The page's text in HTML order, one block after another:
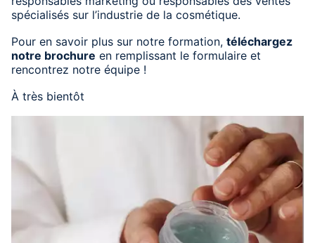
spécialisés sur l’industrie de la cosmétique.
Pour en savoir plus sur notre formation, téléchargez
notre brochure en remplissant le formulaire et
rencontrez notre équipe !
À très bientôt